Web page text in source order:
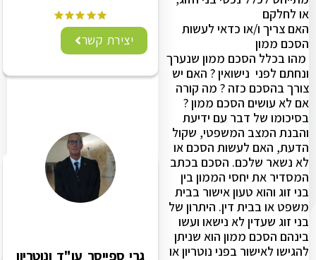
או לחלקם
האם צריך ו/או כדאי לעשות
הסכם ממון
מהו בכלל הסכם ממון שנערך
ונחתם לפני נישואין ? האם יש
צורך בהסכם כזה ? מה קורה
אם לא עושים הסכם ממון ?
בסיכומו של דבר עם ידיעת
והבנת המצב המשפטי, שקול
הדעת, האם לעשות הסכם או
לא נשאר שלכם. הסכם בכתב
המסדיר את יחסי הממון בין
בני זוג והוא טעון אישור בבית
משפט או בבית דין. היתרון של
בני זוג שעדין לא נישאו ועשו
בינהם הסכם ממון הוא שניתן
להגישו לאישור בפני נוטריון או
יצירת קשר
גרי ספייסר עו"ד ונוטריון